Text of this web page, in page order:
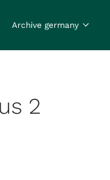
Archive germany
2